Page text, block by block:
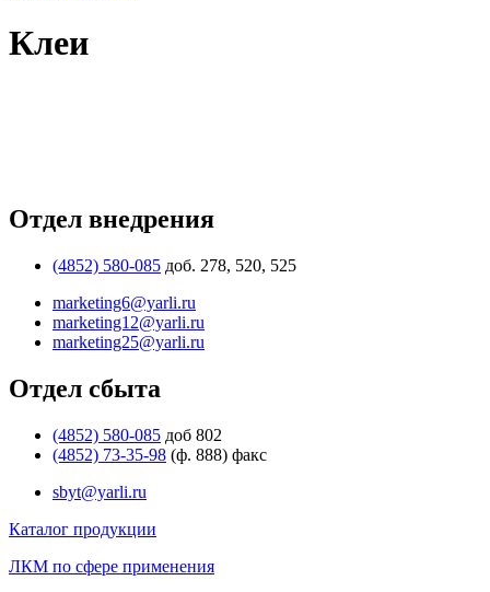
Клеи
Отдел внедрения
(4852) 580-085 доб. 278, 520, 525
marketing6@yarli.ru
marketing12@yarli.ru
marketing25@yarli.ru
Отдел сбыта
(4852) 580-085 доб 802
(4852) 73-35-98 (ф. 888) факс
sbyt@yarli.ru
Каталог продукции
ЛКМ по сфере применения